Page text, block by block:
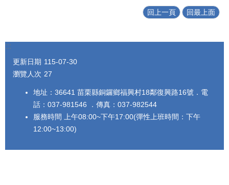
回上一頁 回最上面
:::
更新日期 115-07-30
瀏覽人次 27
地址：36641 苗栗縣銅鑼鄉福興村18鄰復興路16號．電
話：037-981546 ．傳真：037-982544
服務時間 上午08:00~下午17:00(彈性上班時間：下午
12:00~13:00)